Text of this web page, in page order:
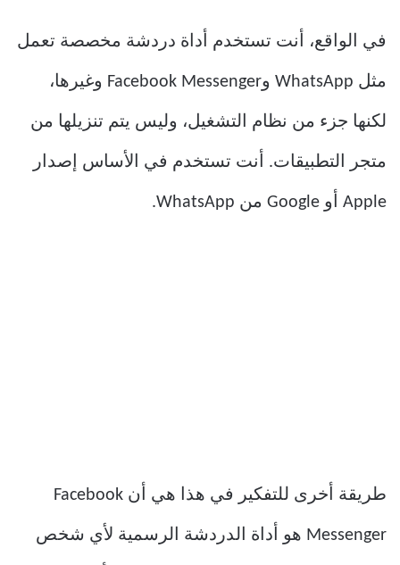
في الواقع، أنت تستخدم أداة دردشة مخصصة تعمل
مثل WhatsApp وFacebook Messenger وغيرها،
لكنها جزء من نظام التشغيل، وليس يتم تنزيلها من
متجر التطبيقات. أنت تستخدم في الأساس إصدار
Apple أو Google من WhatsApp.
طريقة أخرى للتفكير في هذا هي أن Facebook
Messenger هو أداة الدردشة الرسمية لأي شخص